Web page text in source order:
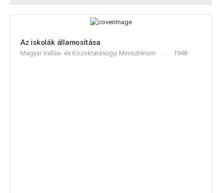
Az iskolák államosítása
Magyar Vallás- és Közoktatásügyi Minisztérium 1948